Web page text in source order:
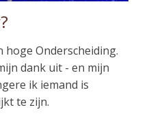
Onderscheiding.
dank uit - en mijn
ik iemand is
te zijn.